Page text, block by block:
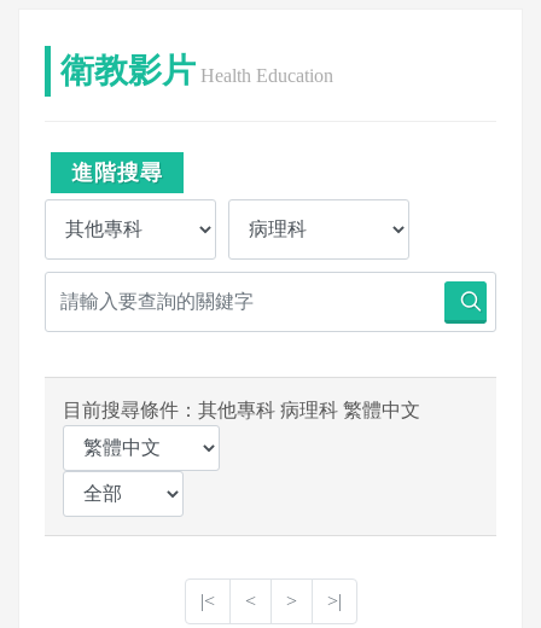
衛教影片 Health Education
進階搜尋
目前搜尋條件：其他專科 病理科 繁體中文
|< < > >|